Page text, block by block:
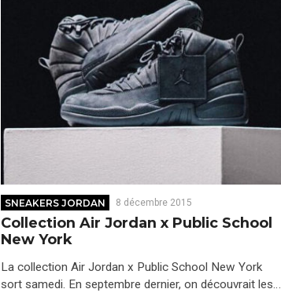
SNEAKERS JORDAN 8 décembre 2015
Collection Air Jordan x Public School
New York
La collection Air Jordan x Public School New York
sort samedi. En septembre dernier, on découvrait les…